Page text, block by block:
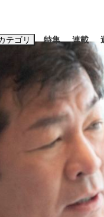
テゴリ
エンタメ
特集 連載
キーワードタグ一覧
山凌輝 #高市早苗